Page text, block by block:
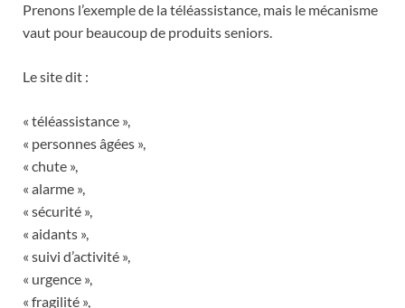
Prenons l’exemple de la téléassistance, mais le mécanisme
vaut pour beaucoup de produits seniors.
Le site dit :
« téléassistance »,
« personnes âgées »,
« chute »,
« alarme »,
« sécurité »,
« aidants »,
« suivi d’activité »,
« urgence »,
« fragilité »,